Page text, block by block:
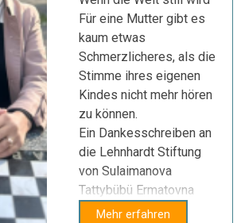
Für eine Mutter gibt es
kaum etwas
Schmerzlicheres, als die
Stimme ihres eigenen
Kindes nicht mehr hören
zu können.
Ein Dankesschreiben an
die Lehnhardt Stiftung
von Sulaimanova
Tattybübü Ermatovna
Mehr erfahren